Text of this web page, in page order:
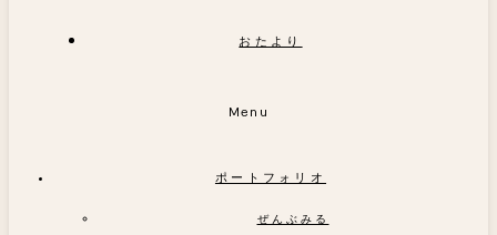
おたより
Menu
ポートフォリオ
ぜんぶみる